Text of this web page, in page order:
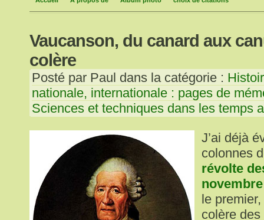
Vaucanson, du canard aux
colère
Posté par Paul dans la catégorie :
nationale, internationale : pages de
Sciences et techniques dans les temps
J’ai déjà
colonnes
révolte
le
colère